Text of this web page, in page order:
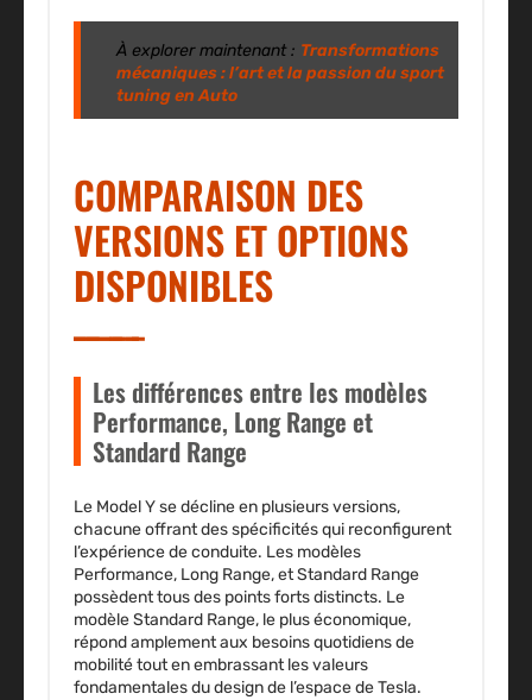
À explorer maintenant : Transformations
mécaniques : l’art et la passion du sport
tuning en Auto
COMPARAISON DES
VERSIONS ET OPTIONS
DISPONIBLES
Les différences entre les modèles
Performance, Long Range et
Standard Range
Le Model Y se décline en plusieurs versions,
chacune offrant des spécificités qui reconfigurent
l’expérience de conduite. Les modèles
Performance, Long Range, et Standard Range
possèdent tous des points forts distincts. Le
modèle Standard Range, le plus économique,
répond amplement aux besoins quotidiens de
mobilité tout en embrassant les valeurs
fondamentales du design de l’espace de Tesla.